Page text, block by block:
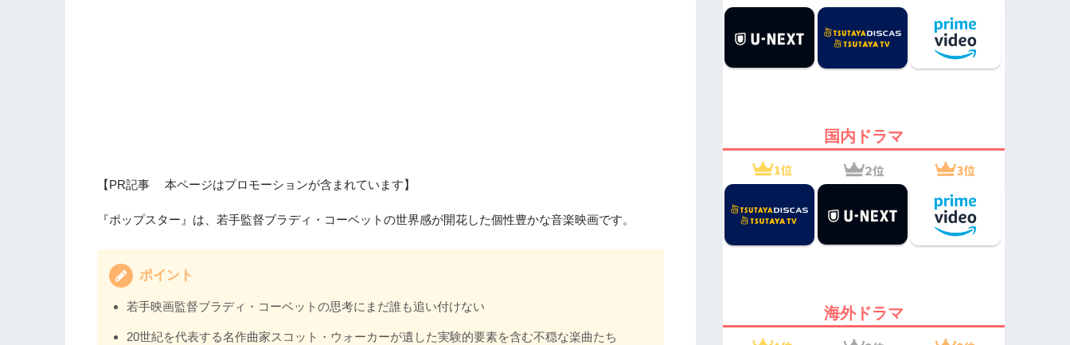
【PR記事 本ページはプロモーションが含まれています】
『ポップスター』は、若手監督ブラディ・コーベットの世界感が開花した個性豊かな音楽映画です。
ポイント
若手映画監督ブラディ・コーベットの思考にまだ誰も追い付けない
20世紀を代表する名作曲家スコット・ウォーカーが遺した実験的要素を含む不穏な楽曲たち
国内ドラマ
海外ドラマ